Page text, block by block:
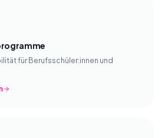
für Berufsschüler:innen und